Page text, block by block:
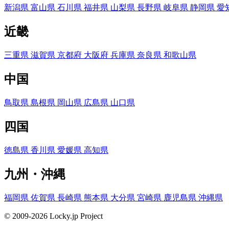
新潟県 富山県 石川県 福井県 山梨県 長野県 岐阜県 静岡県 愛
近畿
三重県 滋賀県 京都府 大阪府 兵庫県 奈良県 和歌山県
中国
鳥取県 島根県 岡山県 広島県 山口県
四国
徳島県 香川県 愛媛県 高知県
九州・沖縄
福岡県 佐賀県 長崎県 熊本県 大分県 宮崎県 鹿児島県 沖縄県
© 2009-2026 Locky.jp Project